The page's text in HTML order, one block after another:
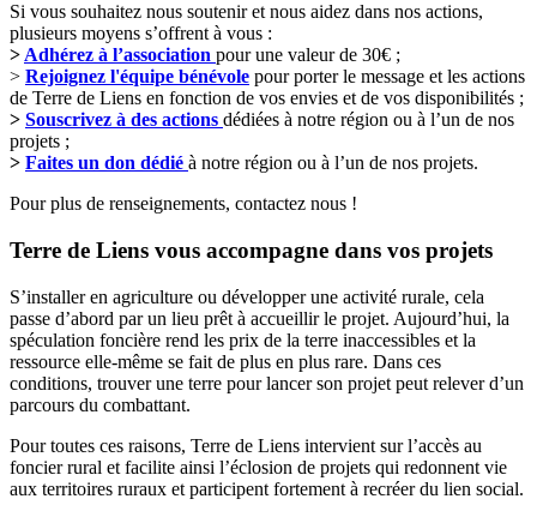
Si vous souhaitez nous soutenir et nous aidez dans nos actions,
plusieurs moyens s’offrent à vous :
> Adhérez à l’association pour une valeur de 30€ ;
> Rejoignez l'équipe bénévole pour porter le message et les actions
de Terre de Liens en fonction de vos envies et de vos disponibilités ;
> Souscrivez à des actions dédiées à notre région ou à l’un de nos
projets ;
> Faites un don dédié à notre région ou à l’un de nos projets.
Pour plus de renseignements, contactez nous !
Terre de Liens vous accompagne dans vos projets
S’installer en agriculture ou développer une activité rurale, cela
passe d’abord par un lieu prêt à accueillir le projet. Aujourd’hui, la
spéculation foncière rend les prix de la terre inaccessibles et la
ressource elle-même se fait de plus en plus rare. Dans ces
conditions, trouver une terre pour lancer son projet peut relever d’un
parcours du combattant.
Pour toutes ces raisons, Terre de Liens intervient sur l’accès au
foncier rural et facilite ainsi l’éclosion de projets qui redonnent vie
aux territoires ruraux et participent fortement à recréer du lien social.